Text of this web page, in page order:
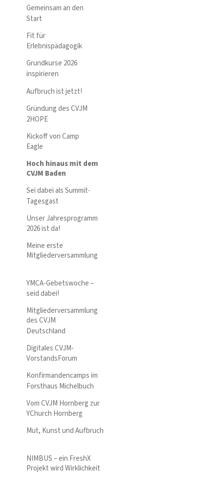
Gemeinsam an den
Start
Fit für
Erlebnispädagogik
Grundkurse 2026
inspirieren
Aufbruch ist jetzt!
Gründung des CVJM
2HOPE
Kickoff von Camp
Eagle
Hoch hinaus mit dem
CVJM Baden
Sei dabei als Summit-
Tagesgast
Unser Jahresprogramm
2026 ist da!
Meine erste
Mitgliederversammlung
YMCA-Gebetswoche –
seid dabei!
Mitgliederversammlung
des CVJM
Deutschland
Digitales CVJM-
VorstandsForum
Konfirmandencamps im
Forsthaus Michelbuch
Vom CVJM Hornberg zur
YChurch Hornberg
Mut, Kunst und Aufbruch
NIMBUS – ein FreshX
Projekt wird Wirklichkeit